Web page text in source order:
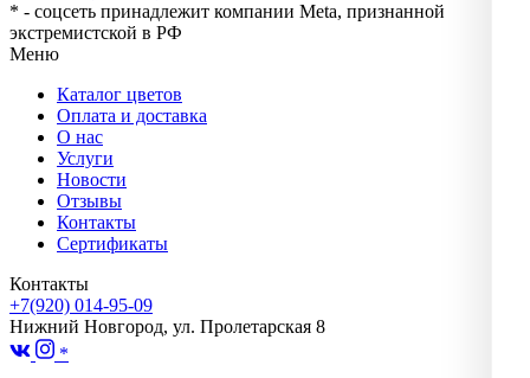
* - соцсеть принадлежит компании Meta, признанной
экстремистской в РФ
Меню
Каталог цветов
Оплата и доставка
О нас
Услуги
Новости
Отзывы
Контакты
Сертификаты
Контакты
+7(920) 014-95-09
Нижний Новгород, ул. Пролетарская 8
*